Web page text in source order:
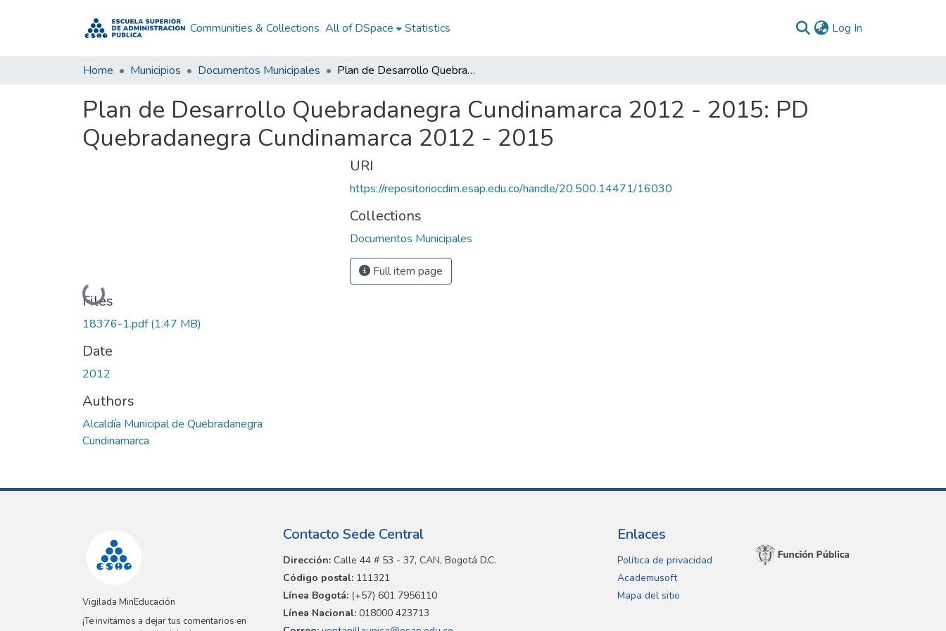
Communities & Collections All of DSpace Statistics Log In
Home Municipios Documentos Municipales Plan de Desarrollo Quebradanegra Cundinamarca 2012 - 2015: PD Quebradanegra Cundinamarca 2012 - 2015
Plan de Desarrollo Quebradanegra Cundinamarca 2012 - 2015: PD
Quebradanegra Cundinamarca 2012 - 2015
Loading...
Files
18376-1.pdf(1.47 MB)
Date
2012
Authors
Alcaldía Municipal de Quebradanegra
Cundinamarca
URI
https://repositoriocdim.esap.edu.co/handle/20.500.14471/16030
Collections
Documentos Municipales
Full item page
Vigilada MinEducación
¡Te invitamos a dejar tus comentarios en
Contacto Sede Central
Dirección: Calle 44 # 53 - 37, CAN, Bogotá D.C.
Código postal: 111321
Línea Bogotá: (+57) 601 7956110
Línea Nacional: 018000 423713
Enlaces
Política de privacidad
Academusoft
Mapa del sitio